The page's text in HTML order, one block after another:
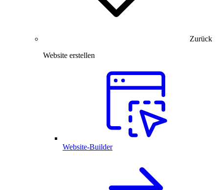
Zurück
Website erstellen
Website-Builder